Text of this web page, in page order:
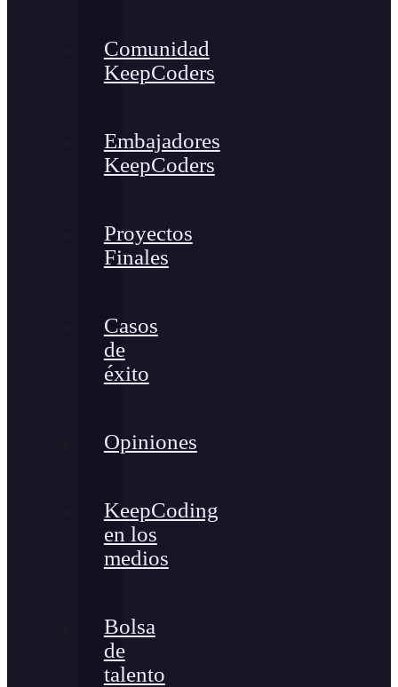
Comunidad
KeepCoders
Embajadores
KeepCoders
Proyectos
Finales
Casos
de
éxito
Opiniones
KeepCoding
en los
medios
Bolsa
de
talento